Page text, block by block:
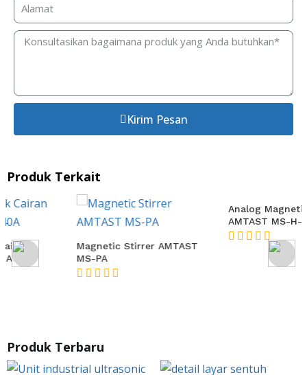
Kirim Pesan
Produk Terkait
Magnetic Stirrer AMTAST
MS-PA
Analog Magnetic Stirrer
Produk Terbaru